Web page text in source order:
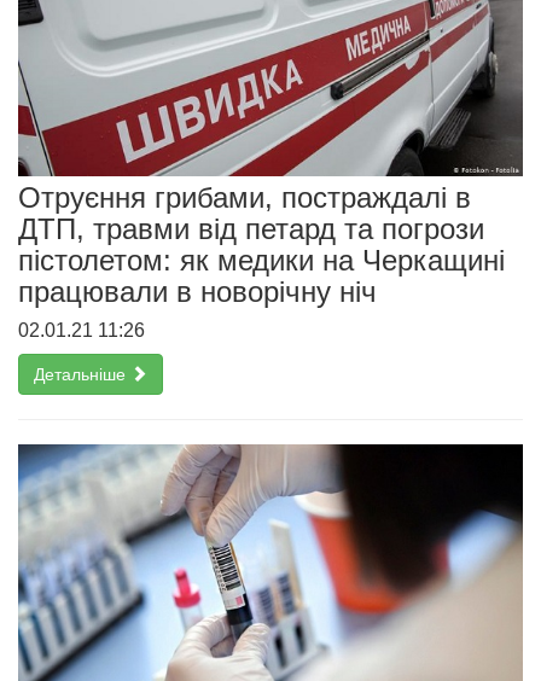
Отруєння грибами, постраждалі в
ДТП, травми від петард та погрози
пістолетом: як медики на Черкащині
працювали в новорічну ніч
02.01.21 11:26
Детальніше